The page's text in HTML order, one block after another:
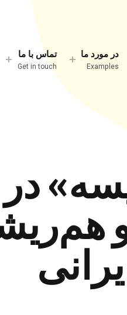
در مورد ما
Examples
تماس با ما
Get in touch
در